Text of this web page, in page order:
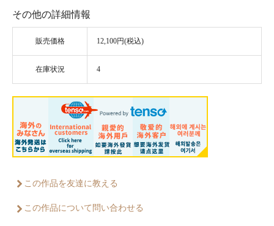
その他の詳細情報
販売価格 12,100円(税込)
在庫状況 4
この作品を友達に教える
この作品について問い合わせる